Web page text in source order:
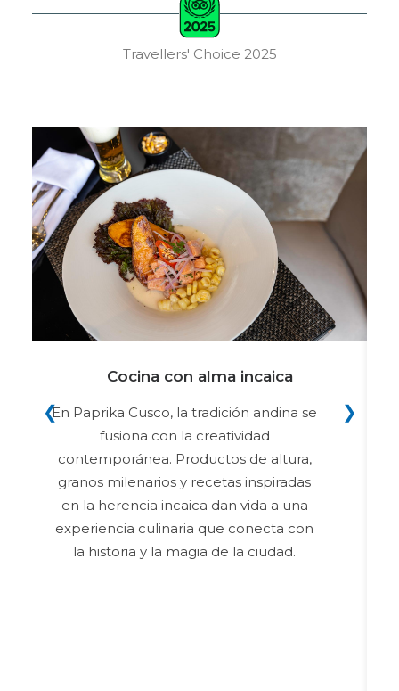
Travellers' Choice 2025
❮
Cocina con alma incaica
En Paprika Cusco, la tradición andina se
fusiona con la creatividad
contemporánea. Productos de altura,
granos milenarios y recetas inspiradas
en la herencia incaica dan vida a una
experiencia culinaria que conecta con
la historia y la magia de la ciudad.
❯